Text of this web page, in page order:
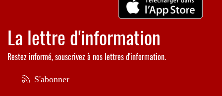
La lettre d'information
Restez informé, souscrivez à nos lettres d'information.
S'abonner